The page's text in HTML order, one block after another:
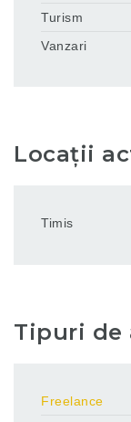
Turism
Vanzari
Locații
Timis
Tipuri de
Freelance